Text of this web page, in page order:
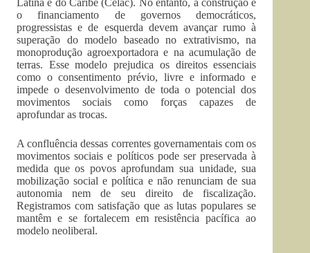
Latina e do Caribe (Celac). No entanto, a construção e
o financiamento de governos democráticos,
progressistas e de esquerda devem avançar rumo à
superação do modelo baseado no extrativismo, na
monoprodução agroexportadora e na acumulação de
terras. Esse modelo prejudica os direitos essenciais
como o consentimento prévio, livre e informado e
impede o desenvolvimento de toda o potencial dos
movimentos sociais como forças capazes de
aprofundar as trocas.
A confluência dessas correntes governamentais com os
movimentos sociais e políticos pode ser preservada à
medida que os povos aprofundam sua unidade, sua
mobilização social e política e não renunciam de sua
autonomia nem de seu direito de fiscalização.
Registramos com satisfação que as lutas populares se
mantêm e se fortalecem em resistência pacífica ao
modelo neoliberal.